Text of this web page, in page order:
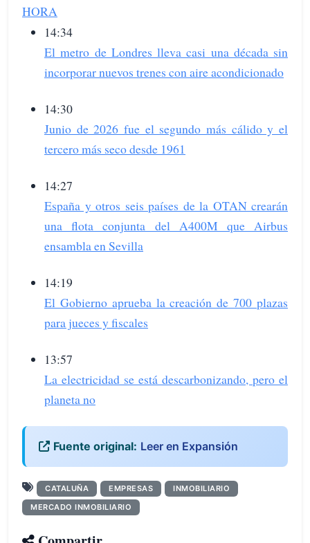
HORA
14:34
El metro de Londres lleva casi una década sin
incorporar nuevos trenes con aire acondicionado
14:30
Junio de 2026 fue el segundo más cálido y el
tercero más seco desde 1961
14:27
España y otros seis países de la OTAN crearán
una flota conjunta del A400M que Airbus
ensambla en Sevilla
14:19
El Gobierno aprueba la creación de 700 plazas
para jueces y fiscales
13:57
La electricidad se está descarbonizando, pero el
planeta no
Fuente original: Leer en Expansión
CATALUÑA EMPRESAS
INMOBILIARIO
MERCADO INMOBILIARIO